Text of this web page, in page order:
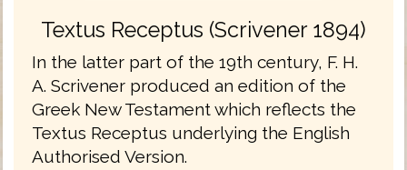
Textus Receptus (Scrivener 1894)
In the latter part of the 19th century, F. H.
A. Scrivener produced an edition of the
Greek New Testament which reflects the
Textus Receptus underlying the English
Authorised Version.